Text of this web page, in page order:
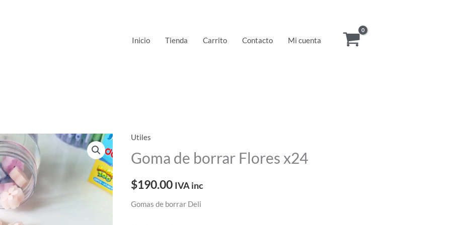
Inicio Tienda Carrito Contacto Mi cuenta
Utiles
Goma de borrar Flores x24
$190.00 IVA inc
Gomas de borrar Deli